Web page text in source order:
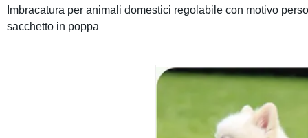
Imbracatura per animali domestici regolabile con motivo
sacchetto in poppa